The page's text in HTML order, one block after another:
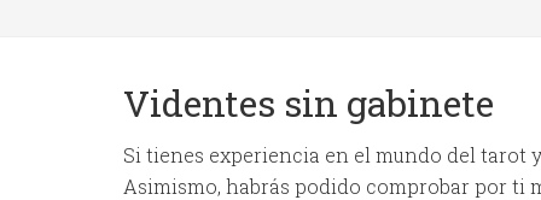
Videntes sin gabinete
Si tienes experiencia en el mundo del tarot
Asimismo, habrás podido comprobar por ti